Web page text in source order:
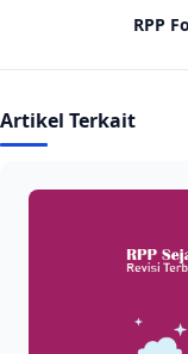
RPP
Artikel Terkait